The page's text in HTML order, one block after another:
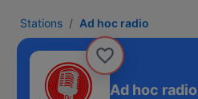
Stations Ad hoc radio
Ad hoc radio